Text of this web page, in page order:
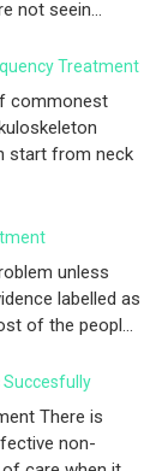
not seein...
Treatment
commonest
start from neck
unless
labelled as
of the peopl...
Succesfully
There is
non-